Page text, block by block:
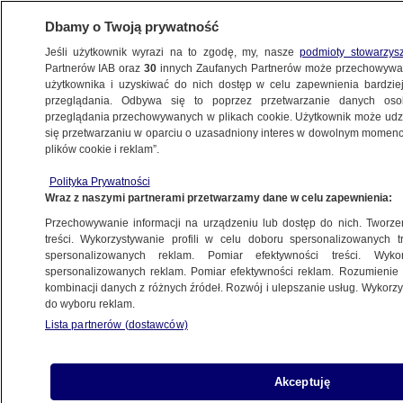
BIAŁYSTOK
z Ukrainy. Powiat sokólski ma zwrócić
dotację
Oprac.Bartłomiej Plewnia
15.05.2026, 16:43
Posłuchaj artykułu
Dbamy o Twoją prywatność
Jeśli użytkownik wyrazi na to zgodę, my, naszepodmioty
Partnerów IAB oraz30 innych Zaufanych Partnerów może
użytkownika i uzyskiwać do nich dostęp w celu zapewnienia
przeglądania. Odbywa się to poprzez przetwarzanie danych
przeglądania przechowywanych w plikach cookie. Użytkownik może
się przetwarzaniu w oparciu o uzasadniony interes w dowolnym
plików cookie i reklam”.
Polityka Prywatności
Wraz z naszymi partnerami przetwarzamy dane w celu zapewnienia:
Przechowywanie informacji na urządzeniu lub dostęp do nich.
treści. Wykorzystywanie profili w celu doboru spersonalizowanych
spersonalizowanych reklam. Pomiar efektywności treści.
spersonalizowanych reklam. Pomiar efektywności reklam.
kombinacji danych z różnych źródeł. Rozwój i ulepszanie usług.
do wyboru reklam.
Lista partnerów (dostawców)
Akceptuję